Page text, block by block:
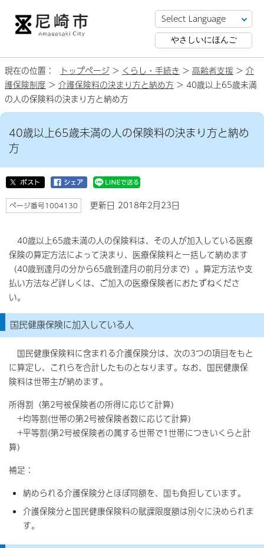
やさしいにほんご
現在の位置： トップページ > くらし・手続き > 高齢者支援 > 介
護保険制度 > 介護保険料の決まり方と納め方 > 40歳以上65歳未満
の人の保険料の決まり方と納め方
40歳以上65歳未満の人の保険料の決まり方と納め
方
ページ番号1004130 更新日 2018年2月23日
40歳以上65歳未満の人の保険料は、その人が加入している医療
保険の算定方法によって決まり、医療保険料と一括して納めます
（40歳到達月の分から65歳到達月の前月分まで）。算定方法や支
払い方法など詳しくは、ご加入の医療保険者におたずねくださ
い。
国民健康保険に加入している人
国民健康保険料に含まれる介護保険分は、次の3つの項目をもと
に算定し、これらを合計したものとなります。なお、国民健康保
険料は世帯主が納めます。
所得割（第2号被保険者の所得に応じて計算)
+均等割(世帯の第2号被保険者数に応じて計算)
+平等割(第2号被保険者の属する世帯で1世帯につきいくらと計
算)
補足：
納められる介護保険分とほぼ同額を、国も負担しています。
介護保険分と国民健康保険料の賦課限度額は別々に決められま
す。